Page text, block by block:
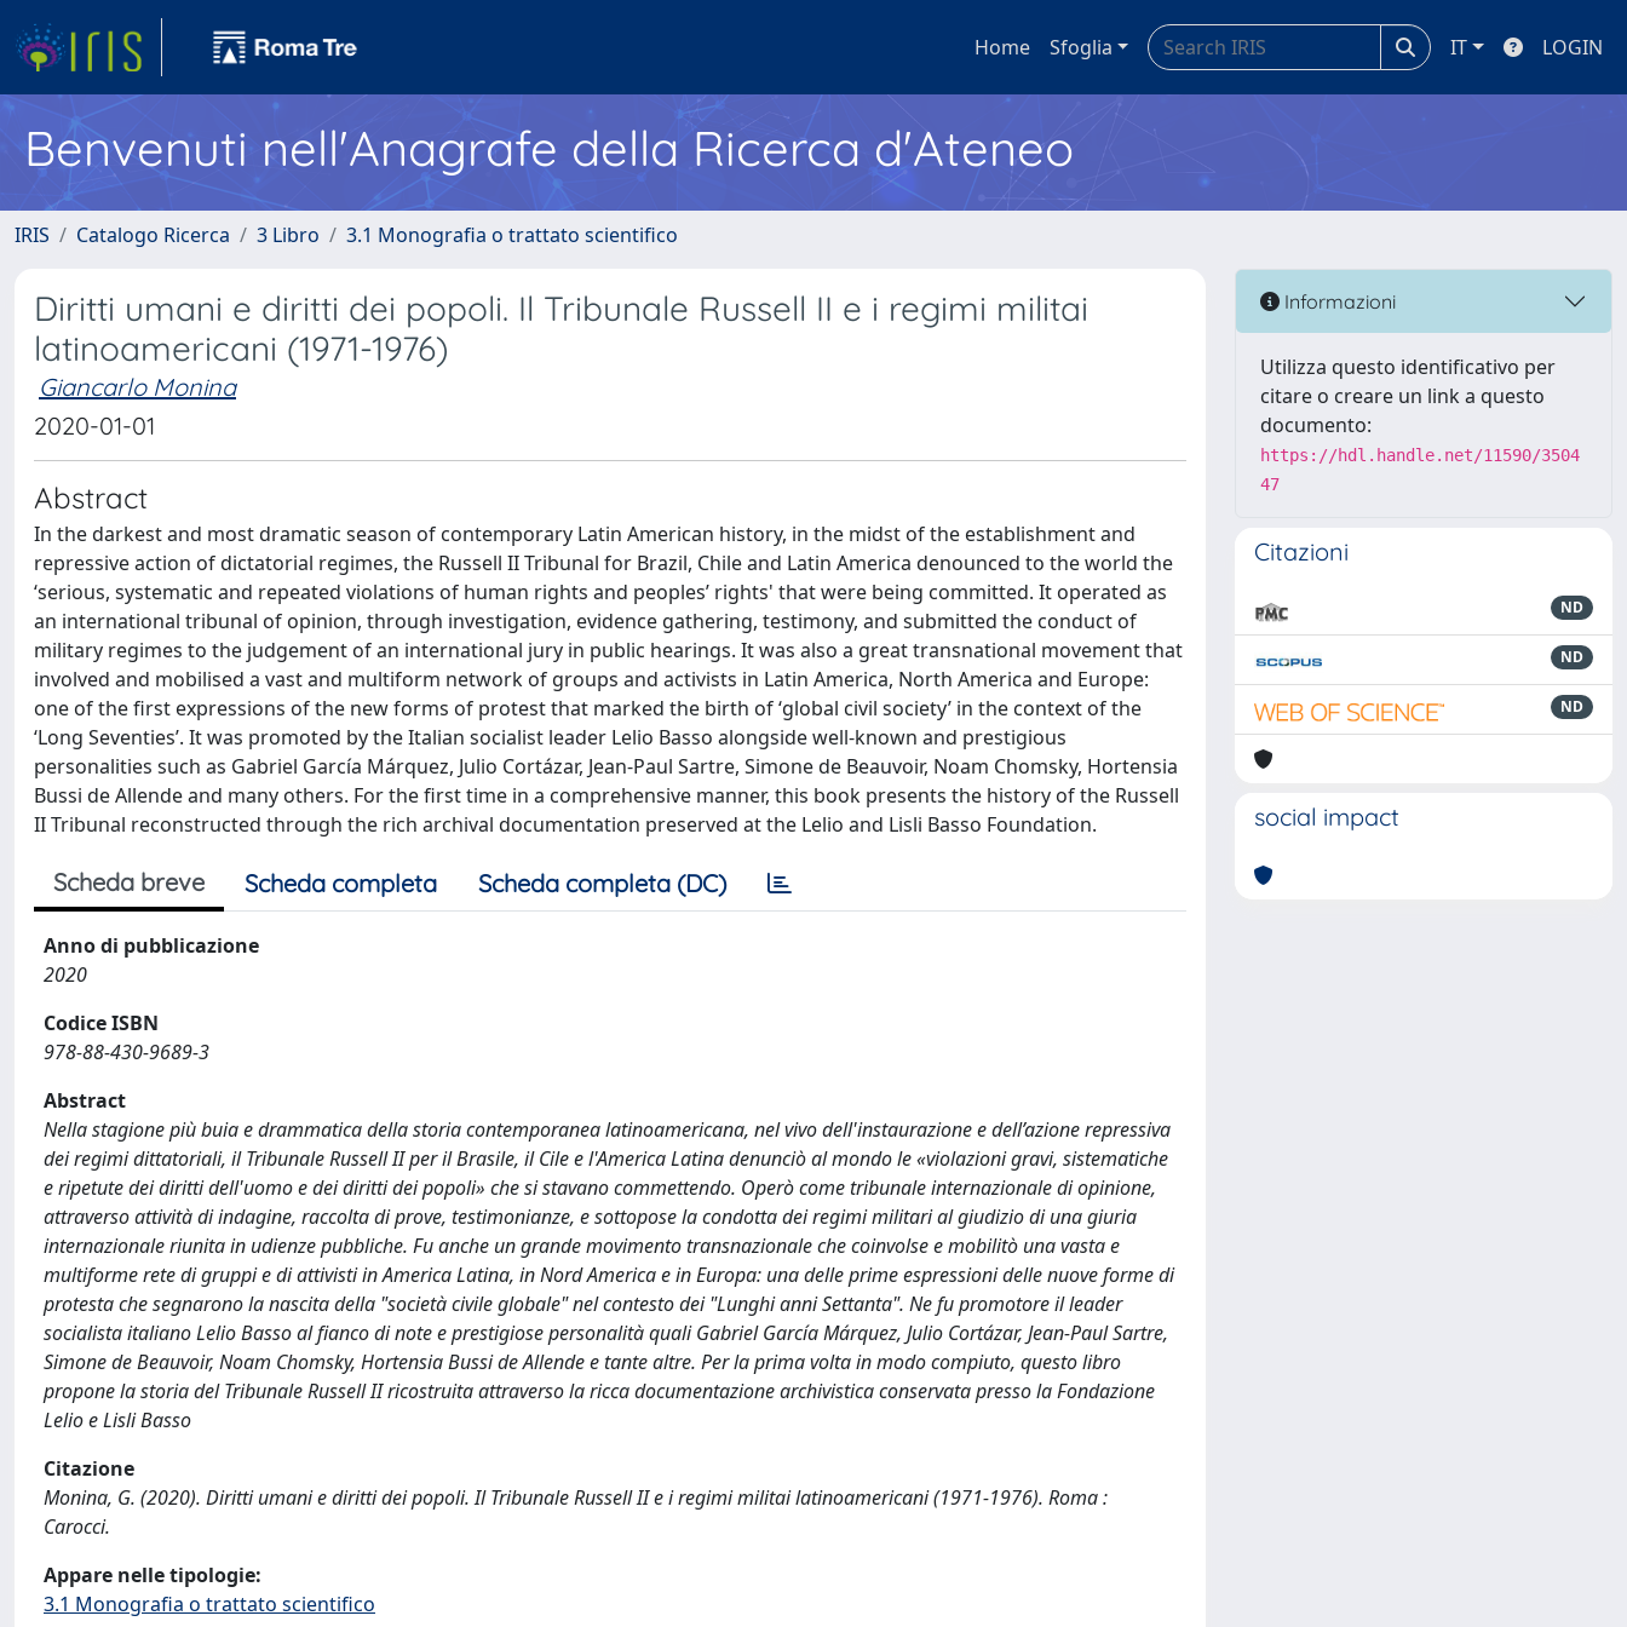
Home Sfoglia IT LOGIN
Benvenuti nell'Anagrafe della Ricerca d'Ateneo
IRIS Catalogo Ricerca 3 Libro 3.1 Monografia o trattato scientifico
Diritti umani e diritti dei popoli. Il Tribunale Russell II e i regimi militai
latinoamericani (1971-1976)
Giancarlo Monina
2020-01-01
Abstract
In the darkest and most dramatic season of contemporary Latin American history, in the midst of the establishment and
repressive action of dictatorial regimes, the Russell II Tribunal for Brazil, Chile and Latin America denounced to the world the
‘serious, systematic and repeated violations of human rights and peoples’ rights' that were being committed. It operated as
an international tribunal of opinion, through investigation, evidence gathering, testimony, and submitted the conduct of
military regimes to the judgement of an international jury in public hearings. It was also a great transnational movement that
involved and mobilised a vast and multiform network of groups and activists in Latin America, North America and Europe:
one of the first expressions of the new forms of protest that marked the birth of ‘global civil society’ in the context of the
‘Long Seventies’. It was promoted by the Italian socialist leader Lelio Basso alongside well-known and prestigious
personalities such as Gabriel García Márquez, Julio Cortázar, Jean-Paul Sartre, Simone de Beauvoir, Noam Chomsky, Hortensia
Bussi de Allende and many others. For the first time in a comprehensive manner, this book presents the history of the Russell
II Tribunal reconstructed through the rich archival documentation preserved at the Lelio and Lisli Basso Foundation.
Scheda breve Scheda completa Scheda completa (DC)
Anno di pubblicazione
2020
Codice ISBN
978-88-430-9689-3
Abstract
Nella stagione più buia e drammatica della storia contemporanea latinoamericana, nel vivo dell'instaurazione e dell’azione repressiva
dei regimi dittatoriali, il Tribunale Russell II per il Brasile, il Cile e l'America Latina denunciò al mondo le «violazioni gravi, sistematiche
e ripetute dei diritti dell'uomo e dei diritti dei popoli» che si stavano commettendo. Operò come tribunale internazionale di opinione,
attraverso attività di indagine, raccolta di prove, testimonianze, e sottopose la condotta dei regimi militari al giudizio di una giuria
internazionale riunita in udienze pubbliche. Fu anche un grande movimento transnazionale che coinvolse e mobilitò una vasta e
multiforme rete di gruppi e di attivisti in America Latina, in Nord America e in Europa: una delle prime espressioni delle nuove forme di
protesta che segnarono la nascita della "società civile globale" nel contesto dei "Lunghi anni Settanta". Ne fu promotore il leader
socialista italiano Lelio Basso al fianco di note e prestigiose personalità quali Gabriel García Márquez, Julio Cortázar, Jean-Paul Sartre,
Simone de Beauvoir, Noam Chomsky, Hortensia Bussi de Allende e tante altre. Per la prima volta in modo compiuto, questo libro
propone la storia del Tribunale Russell II ricostruita attraverso la ricca documentazione archivistica conservata presso la Fondazione
Lelio e Lisli Basso
Citazione
Monina, G. (2020). Diritti umani e diritti dei popoli. Il Tribunale Russell II e i regimi militai latinoamericani (1971-1976). Roma :
Carocci.
Appare nelle tipologie:
3.1 Monografia o trattato scientifico
Informazioni
Utilizza questo identificativo per
citare o creare un link a questo
documento:
https://hdl.handle.net/11590/3504
47
Citazioni
ND
ND
ND
social impact